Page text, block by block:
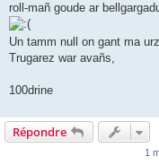
roll-mañ goude ar
Un tamm null on gant ma
Trugarez war avañs,
100drine
Répondre
1